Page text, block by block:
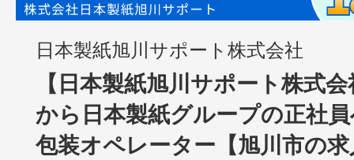
日本製紙旭川サポート株式会社
【日本製紙旭川サポート株式
から日本製紙グループの正社
包装オペレーター【旭川市の